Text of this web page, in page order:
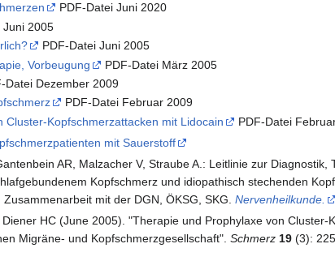
PDF-Datei Juni 2020
Juni 2005
PDF-Datei Juni 2005
Vorbeugung
PDF-Datei März 2005
Datei Dezember 2009
PDF-Datei Februar 2009
Kopfschmerzattacken mit Lidocain
PDF-Datei
mit Sauerstoff
AR, Malzacher V, Straube A.: Leitlinie zur
Kopfschmerz und idiopathisch stechenden
mit der DGN, ÖKSG, SKG.Nervenheilkunde.
HC (June 2005). "Therapie und Prophylaxe von
Migräne- und Kopfschmerzgesellschaft".Schmerz 19 (3):